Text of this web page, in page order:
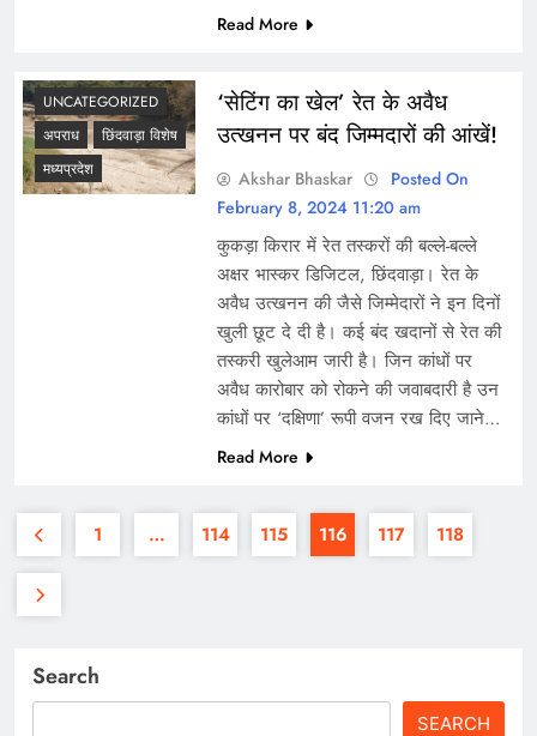
Read More
UNCATEGORIZED
अपराध
छिंदवाड़ा विशेष
मध्यप्रदेश
‘सेटिंग का खेल’ रेत के अवैध
उत्खनन पर बंद जिम्मदारों की आंखें!
Akshar Bhaskar
Posted On
February 8, 2024 11:20 am
कुकड़ा किरार में रेत तस्करों की बल्ले-बल्ले
अक्षर भास्कर डिजिटल, छिंदवाड़ा। रेत के
अवैध उत्खनन की जैसे जिम्मेदारों ने इन दिनों
खुली छूट दे दी है। कई बंद खदानों से रेत की
तस्करी खुलेआम जारी है। जिन कांधों पर
अवैध कारोबार को रोकने की जवाबदारी है उन
कांधों पर ‘दक्षिणा’ रूपी वजन रख दिए जाने…
Read More
1 … 114 115 116 117 118
Search
SEARCH